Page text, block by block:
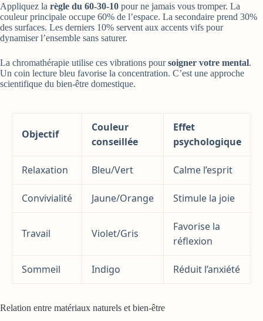
Appliquez la règle du 60-30-10 pour ne jamais vous tromper. La
couleur principale occupe 60% de l’espace. La secondaire prend 30%
des surfaces. Les derniers 10% servent aux accents vifs pour
dynamiser l’ensemble sans saturer.
La chromathérapie utilise ces vibrations poursoigner votre mental.
Un coin lecture bleu favorise la concentration. C’est une approche
scientifique du bien-être domestique.
Objectif
Couleur
conseillée
Effet
psychologique
Relaxation Bleu/Vert Calme l’esprit
Convivialité Jaune/Orange Stimule la joie
Travail Violet/Gris
Favorise la
réflexion
Sommeil Indigo Réduit l’anxiété
Relation entre matériaux naturels et bien-être